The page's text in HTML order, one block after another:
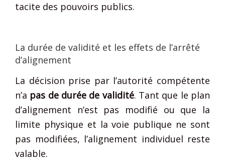
tacite des pouvoirs publics.
La durée de validité et les effets de l’arrêté
d’alignement
La décision prise par l’autorité compétente
n’a pas de durée de validité. Tant que le plan
d’alignement n’est pas modifié ou que la
limite physique et la voie publique ne sont
pas modifiées, l’alignement individuel reste
valable.